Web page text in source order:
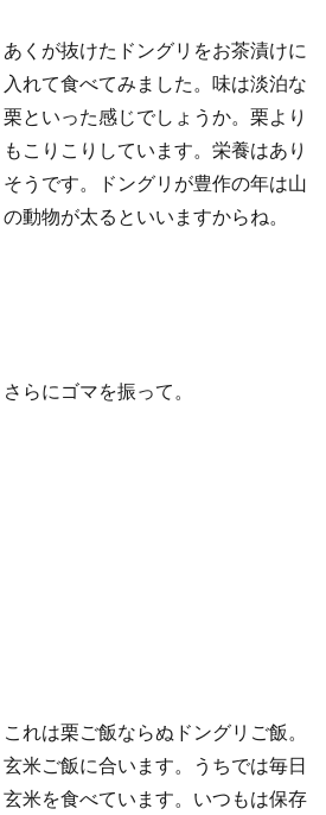
あくが抜けたドングリをお茶漬けに
入れて食べてみました。味は淡泊な
栗といった感じでしょうか。栗より
もこりこりしています。栄養はあり
そうです。ドングリが豊作の年は山
の動物が太るといいますからね。
さらにゴマを振って。
これは栗ご飯ならぬドングリご飯。
玄米ご飯に合います。うちでは毎日
玄米を食べています。いつもは保存